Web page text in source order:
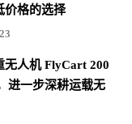
价格的选择
无人机 FlyCart 200
进一步深耕运载无